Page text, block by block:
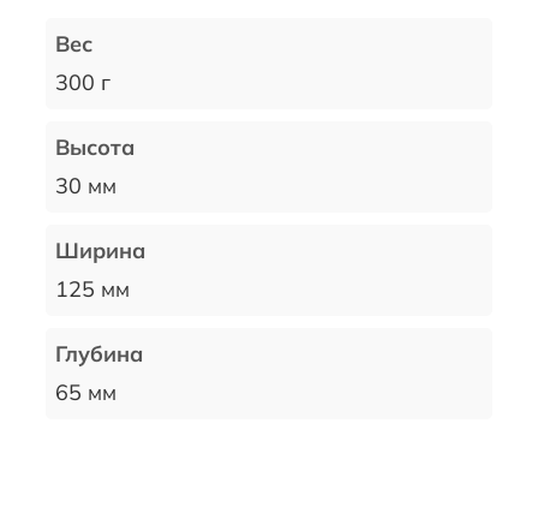
Вес
300 г
Высота
30 мм
Ширина
125 мм
Глубина
65 мм